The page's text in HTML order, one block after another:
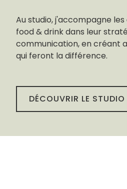
Au studio, j'accompagne
food & drink dans leur
communication, en créant
qui feront la différence.
DÉCOUVRIR LE STUDIO